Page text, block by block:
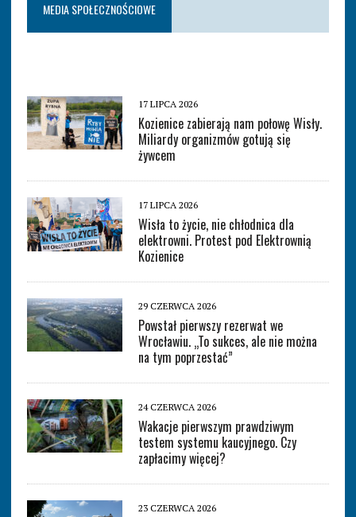
MEDIA SPOŁECZNOŚCIOWE
17 LIPCA 2026
Kozienice zabierają nam połowę Wisły.
Miliardy organizmów gotują się
żywcem
17 LIPCA 2026
Wisła to życie, nie chłodnica dla
elektrowni. Protest pod Elektrownią
Kozienice
29 CZERWCA 2026
Powstał pierwszy rezerwat we
Wrocławiu. „To sukces, ale nie można
na tym poprzestać”
24 CZERWCA 2026
Wakacje pierwszym prawdziwym
testem systemu kaucyjnego. Czy
zapłacimy więcej?
23 CZERWCA 2026